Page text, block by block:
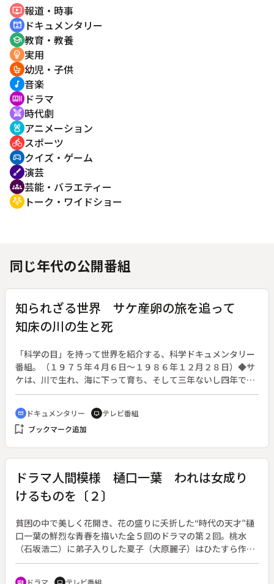
ondemand_video 報道・時事
cinematic_blur ドキュメンタリー
school 教育・教養
emoji_objects 実用
crib 幼児・子供
music_note 音楽
recent_actors ドラマ
swords 時代劇
cruelty_free アニメーション
directions_bike スポーツ
sports_esports クイズ・ゲーム
brush 演芸
groups 芸能・バラエティー
adaptive_audio_mic トーク・ワイドショー
同じ年代の公開番組
知られざる世界 サケ産卵の旅を追って
知床の川の生と死
「科学の目」を持って世界を紹介する、科学ドキュメンタリー
番組。（１９７５年４月６日～１９８６年１２月２８日）◆サ
ケは、川で生れ、海に下って育ち、そして三年ないし四年で自
分が生れた川に戻ってくる。日本のサケは、北海道、東北、北
陸地方の河川内や沿岸で捕れるが、その数は、圧倒的に北海道
が多い。今回は北海道の秘境といわれる知床半島の董別川とボ
ンベツ川の二つの川にのぼるサケを追い、人工孵化と自然産卵
の川のぼりは感動をさそう。
cinematic_blur ドキュメンタリー tv テレビ番組
bookmark_add ブックマーク追加
ドラマ人間模様 樋口一葉 われは女成り
けるものを〔２〕
貧困の中で美しく花開き、花の盛りに夭折した“時代の天才”樋
口一葉の鮮烈な青春を描いた全５回のドラマの第２回。桃水
（石坂浩二）に弟子入りした夏子（大原麗子）はひたすら作家
修業に励むが、思うにまかせぬまま時が過ぎる。その間に、い
たわり深い師に対する熱い思いが次第に夏子の胸に芽生える
recent_actors tv